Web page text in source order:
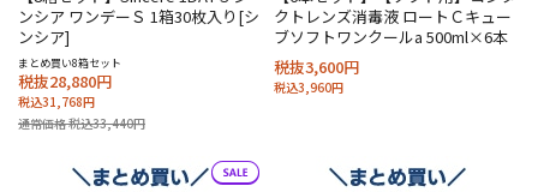
ンシア ワンデーＳ 1箱30枚入り[シ
ンシア]
まとめ買い8箱セット
税抜28,880円
税込31,768円
通常価格 税込33,440円
クトレンズ消毒液 ロートＣキュー
ブソフトワンクールa 500ml×6本
税抜3,600円
税込3,960円